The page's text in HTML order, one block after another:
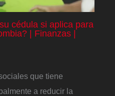
cédula si aplica para
| Finanzas |
que tiene
a reducir la